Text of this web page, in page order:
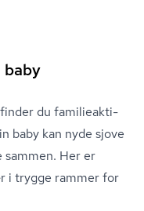
du fa­mi­lie­ak­ti­
baby kan nyde sjove
Her er
i trygge rammer for